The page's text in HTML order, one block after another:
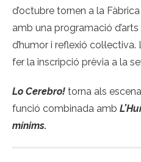
d’octubre tornen a la
amb una programació
d’humor i reflexió
fer la inscripció prèvia a la
Lo Cerebro! torna als
funció combinada amb
mínims.